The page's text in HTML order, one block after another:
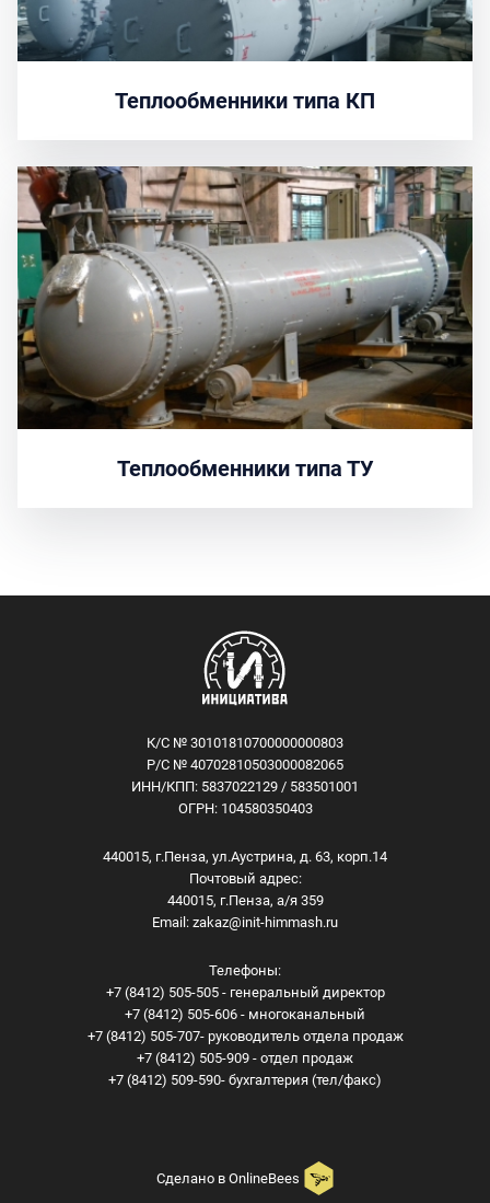
Теплообменники типа КП
Теплообменники типа ТУ
К/С № 30101810700000000803
Р/С № 40702810503000082065
ИНН/КПП: 5837022129 / 583501001
ОГРН: 104580350403
440015, г.Пенза, ул.Аустрина, д. 63, корп.14
Почтовый адрес:
440015, г.Пенза, а/я 359
Email: zakaz@init-himmash.ru
Телефоны:
+7 (8412) 505-505 - генеральный директор
+7 (8412) 505-606 - многоканальный
+7 (8412) 505-707- руководитель отдела продаж
+7 (8412) 505-909 - отдел продаж
+7 (8412) 509-590- бухгалтерия (тел/факс)
Сделано в OnlineBees